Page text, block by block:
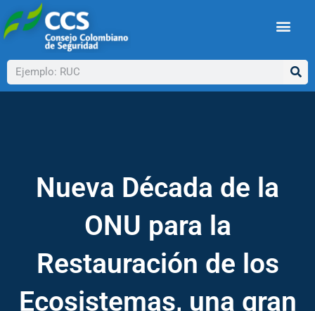
al
contenido
Buscar
Nueva Década de la
ONU para la
Restauración de los
Ecosistemas, una gran